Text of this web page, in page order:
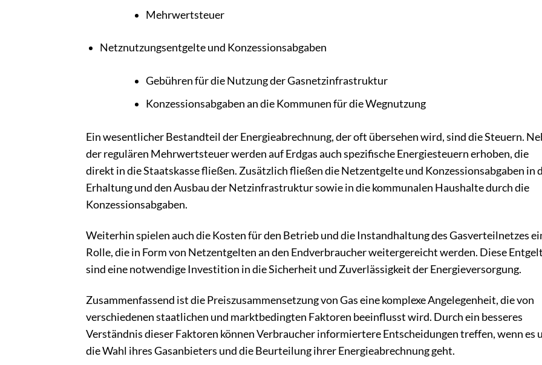
Mehrwertsteuer
Netznutzungsentgelte und Konzessionsabgaben
Gebühren für die Nutzung der Gasnetzinfrastruktur
Konzessionsabgaben an die Kommunen für die Wegnutzung
Ein wesentlicher Bestandteil der Energieabrechnung, der oft übersehen wird, sind die Steuern.
der regulären Mehrwertsteuer werden auf Erdgas auch spezifische Energiesteuern erhoben, die
direkt in die Staatskasse fließen. Zusätzlich fließen die Netzentgelte und Konzessionsabgaben in
Erhaltung und den Ausbau der Netzinfrastruktur sowie in die kommunalen Haushalte durch die
Konzessionsabgaben.
Weiterhin spielen auch die Kosten für den Betrieb und die Instandhaltung des Gasverteilnetzes
Rolle, die in Form von Netzentgelten an den Endverbraucher weitergereicht werden. Diese
sind eine notwendige Investition in die Sicherheit und Zuverlässigkeit der Energieversorgung.
Zusammenfassend ist die Preiszusammensetzung von Gas eine komplexe Angelegenheit, die von
verschiedenen staatlichen und marktbedingten Faktoren beeinflusst wird. Durch ein besseres
Verständnis dieser Faktoren können Verbraucher informiertere Entscheidungen treffen, wenn es
die Wahl ihres Gasanbieters und die Beurteilung ihrer Energieabrechnung geht.